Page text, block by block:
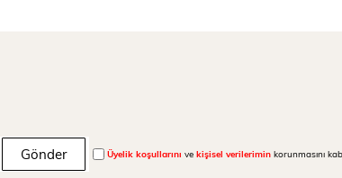
Gönder Üyelik koşullarını ve kişisel verilerimin korunmasını